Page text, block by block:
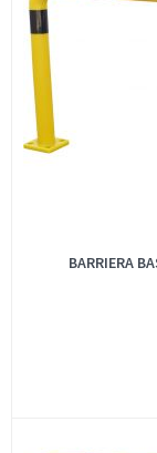
BARRIERA